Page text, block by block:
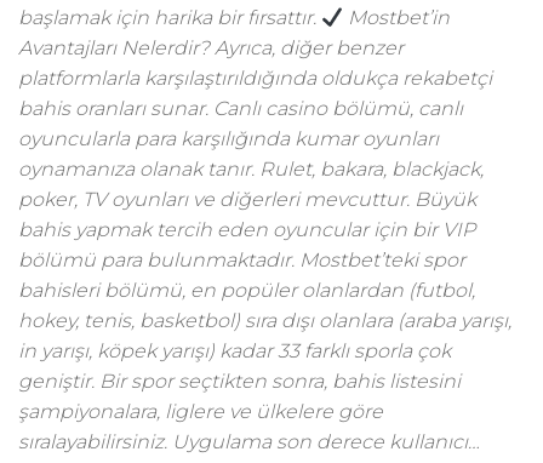
başlamak için harika bir fırsattır.
Mostbet’in
Avantajları Nelerdir? Ayrıca, diğer benzer
platformlarla karşılaştırıldığında oldukça rekabetçi
bahis oranları sunar. Canlı casino bölümü, canlı
oyuncularla para karşılığında kumar oyunları
oynamanıza olanak tanır. Rulet, bakara, blackjack,
poker, TV oyunları ve diğerleri mevcuttur. Büyük
bahis yapmak tercih eden oyuncular için bir VIP
bölümü para bulunmaktadır. Mostbet’teki spor
bahisleri bölümü, en popüler olanlardan (futbol,
hokey, tenis, basketbol) sıra dışı olanlara (araba yarışı,
in yarışı, köpek yarışı) kadar 33 farklı sporla çok
geniştir. Bir spor seçtikten sonra, bahis listesini
şampiyonalara, liglere ve ülkelere göre
sıralayabilirsiniz. Uygulama son derece kullanıcı…